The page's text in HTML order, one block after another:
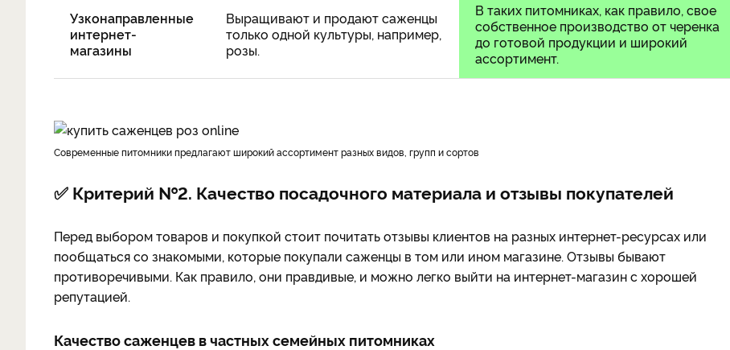
Узконаправленные
интернет-
магазины
Выращивают и продают саженцы
только одной культуры, например,
розы.
В таких питомниках, как правило, свое
собственное производство от черенка
до готовой продукции и широкий
ассортимент.
Современные питомники предлагают широкий ассортимент разных видов, групп и сортов
✅ Критерий №2. Качество посадочного материала и отзывы покупателей
Перед выбором товаров и покупкой стоит почитать отзывы клиентов на разных интернет-ресурсах или
пообщаться со знакомыми, которые покупали саженцы в том или ином магазине. Отзывы бывают
противоречивыми. Как правило, они правдивые, и можно легко выйти на интернет-магазин с хорошей
репутацией.
Качество саженцев в частных семейных питомниках